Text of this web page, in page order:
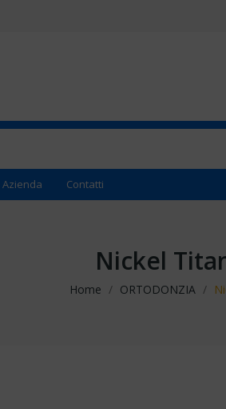
Azienda Contatti
Nickel
Home ORTODONZIA